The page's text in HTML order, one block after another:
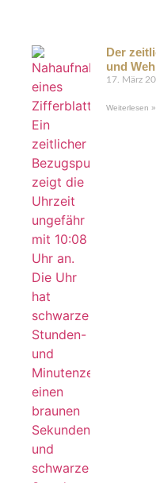
Der
und
17. März
Weiterlesen »